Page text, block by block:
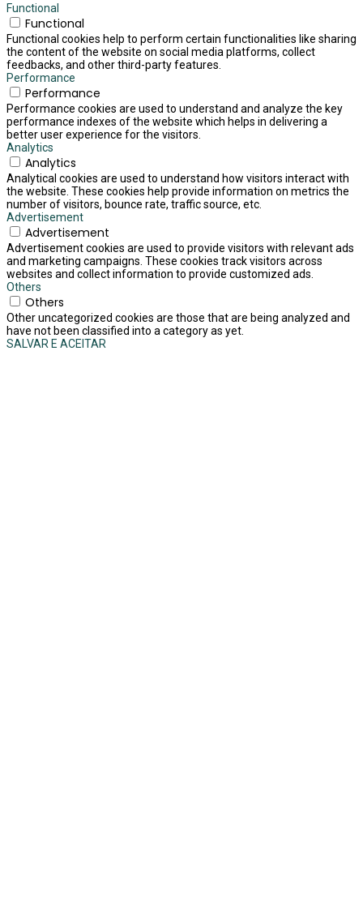
Functional
Functional
Functional cookies help to perform certain functionalities like sharing
the content of the website on social media platforms, collect
feedbacks, and other third-party features.
Performance
Performance
Performance cookies are used to understand and analyze the key
performance indexes of the website which helps in delivering a
better user experience for the visitors.
Analytics
Analytics
Analytical cookies are used to understand how visitors interact with
the website. These cookies help provide information on metrics the
number of visitors, bounce rate, traffic source, etc.
Advertisement
Advertisement
Advertisement cookies are used to provide visitors with relevant ads
and marketing campaigns. These cookies track visitors across
websites and collect information to provide customized ads.
Others
Others
Other uncategorized cookies are those that are being analyzed and
have not been classified into a category as yet.
SALVAR E ACEITAR